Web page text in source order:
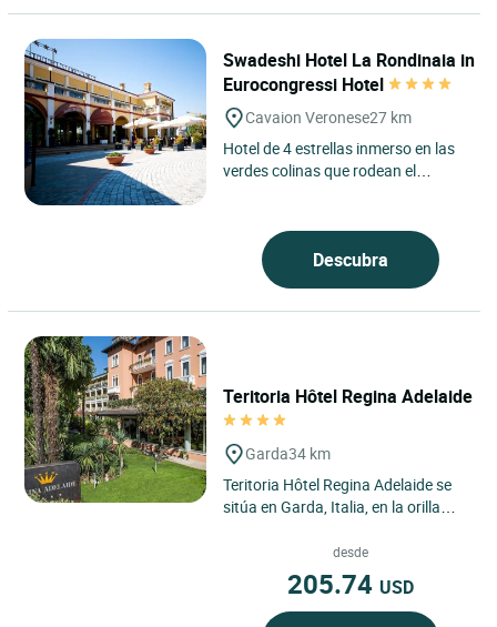
Swadeshi Hotel La Rondinaia in
Eurocongressi Hotel
Cavaion Veronese27 km
Hotel de 4 estrellas inmerso en las
verdes colinas que rodean el
Descubra
Teritoria Hôtel Regina Adelaide
Garda34 km
Teritoria Hôtel Regina Adelaide se
sitúa en Garda, Italia, en la orilla
desde
205.74 USD